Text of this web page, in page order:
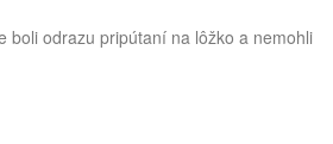
boli odrazu pripútaní na lôžko a nemohli